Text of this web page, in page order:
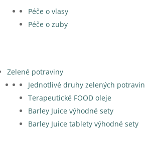
Péče o vlasy
Péče o zuby
Zelené potraviny
Jednotlivé druhy zelených potravin
Terapeutické FOOD oleje
Barley Juice výhodné sety
Barley Juice tablety výhodné sety